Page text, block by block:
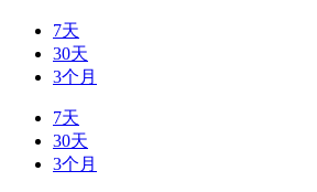
7天
30天
3个月
7天
30天
3个月